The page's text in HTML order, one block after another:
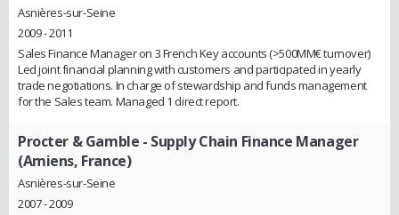
Asnières-sur-Seine
2009 - 2011
Sales Finance Manager on 3 French Key accounts (>500MM€ turnover)
Led joint financial planning with customers and participated in yearly
trade negotiations. In charge of stewardship and funds management
for the Sales team. Managed 1 direct report.
Procter & Gamble - Supply Chain Finance Manager
(Amiens, France)
Asnières-sur-Seine
2007 - 2009